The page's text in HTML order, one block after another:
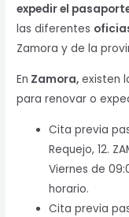
expedir el
las diferentes
Zamora y de la
En Zamora, existen
para renovar o
Cita previa
Requejo, 12.
Viernes de
horario.
Cita previa